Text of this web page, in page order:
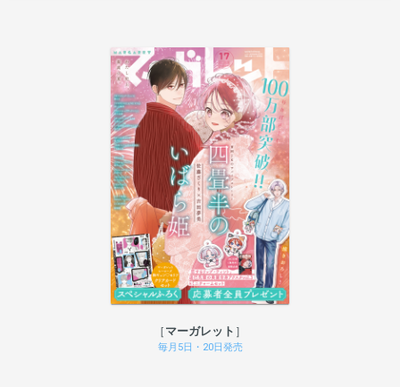
マーガレット
毎月5日・20日発売